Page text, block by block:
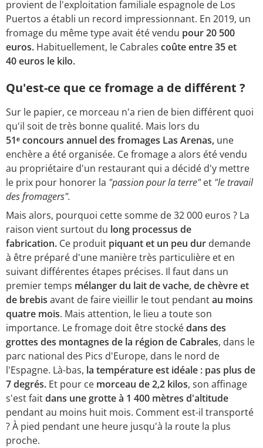
provient de l'exploitation familiale espagnole de Los
Puertos a établi un record impressionnant. En 2019, un
fromage du même type avait été vendu pour 20 500
euros. Habituellement, le Cabrales coûte entre 35 et
40 euros le kilo.
Qu'est-ce que ce fromage a de différent ?
Sur le papier, ce morceau n'a rien de bien différent quoi
qu'il soit de très bonne qualité. Mais lors du
51ᵉ concours annuel des fromages Las Arenas, une
enchère a été organisée. Ce fromage a alors été vendu
au propriétaire d'un restaurant qui a décidé d'y mettre
le prix pour honorer la "passion pour la terre"et "le travail
des fromagers".
Mais alors, pourquoi cette somme de 32 000 euros ? La
raison vient surtout du long processus de
fabrication. Ce produit piquant et un peu dur demande
à être préparé d'une manière très particulière et en
suivant différentes étapes précises. Il faut dans un
premier temps mélanger du lait de vache, de chèvre et
de brebis avant de faire vieillir le tout pendantau moins
quatre mois. Mais attention, le lieu a toute son
importance. Le fromage doit être stockédans des
grottes des montagnes de la région de Cabrales, dans le
parc national des Pics d'Europe, dans le nord de
l'Espagne. Là-bas, la température est idéale : pas plus de
7 degrés. Et pour ce morceau de 2,2 kilos, son affinage
s'est faitdans une grotte à 1 400 mètres d'altitude
pendant au moins huit mois. Comment est-il transporté
? À pied pendant une heure jusqu'à la route la plus
proche.